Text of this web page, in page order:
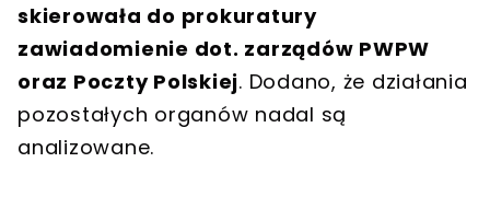
skierowała do prokuratury
zawiadomienie dot. zarządów PWPW
oraz Poczty Polskiej. Dodano, że działania
pozostałych organów nadal są
analizowane.